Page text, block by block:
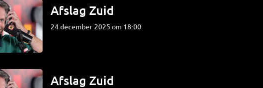
Afslag Zuid
24 december 2025 om 18:00
Afslag Zuid